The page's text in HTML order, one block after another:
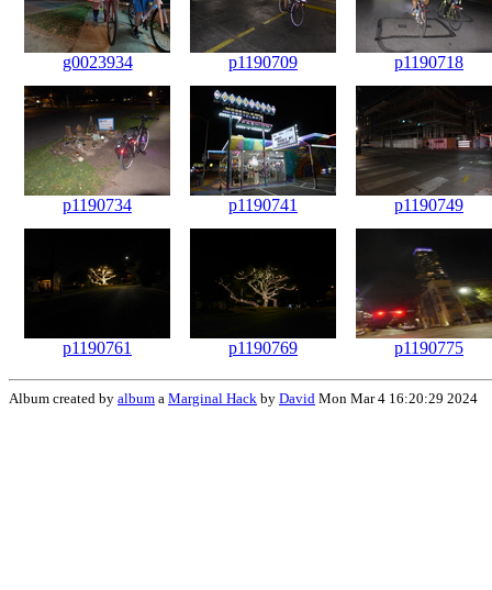
g0023934 p1190709 p1190718
p1190734 p1190741 p1190749
p1190761 p1190769 p1190775
Album created by album a Marginal Hack by David Mon Mar 4 16:20:29 2024